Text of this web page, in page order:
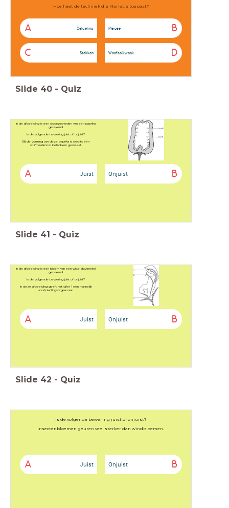
Hoe heet de techniek die Marietje toepast?
A Celdeling B
Meiose
C Stekken D
Weefselkweek
Slide 40 - Quiz
In de afbeelding is een doorgesneden van een paprika
getekend.
Is de volgende bewering juist of onjuist?
Bij de vorming van deze paprika is slechts één
stuifmeelkorrel betrokken geweest.
A Juist B
Onjuist
Slide 41 - Quiz
In de afbeelding is een bloem van een witte dovenetel
getekend.
Is de volgende bewering juist of onjuist?
In deze afbeelding geeft het cijfer 1 een mannelijk
voortplantingsorgaan aan.
A Juist B
Onjuist
Slide 42 - Quiz
Is de volgende bewering juist of onjuist?
Insectenbloemen geuren veel sterker dan windbloemen.
A Juist B
Onjuist